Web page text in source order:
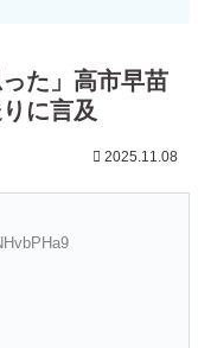
た」高市早苗
に言及
2025.11.08